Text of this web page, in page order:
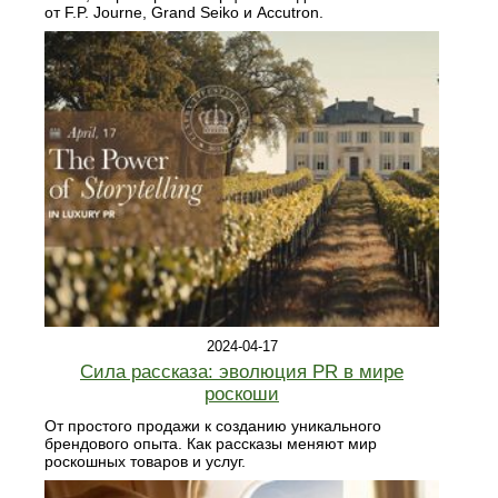
от F.P. Journe, Grand Seiko и Accutron.
2024-04-17
Сила рассказа: эволюция PR в мире
роскоши
От простого продажи к созданию уникального
брендового опыта. Как рассказы меняют мир
роскошных товаров и услуг.